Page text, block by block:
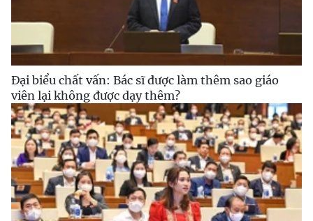
Đại biểu chất vấn: Bác sĩ được làm thêm sao giáo
viên lại không được dạy thêm?